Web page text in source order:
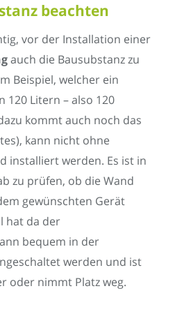
beachten
vor der Installation einer
auch die Bausubstanz zu
Beispiel, welcher ein
120 Litern – also 120
kommt auch noch das
kann nicht ohne
installiert werden. Es ist in
zu prüfen, ob die Wand
gewünschten Gerät
hat da der
bequem in der
werden und ist
oder nimmt Platz weg.